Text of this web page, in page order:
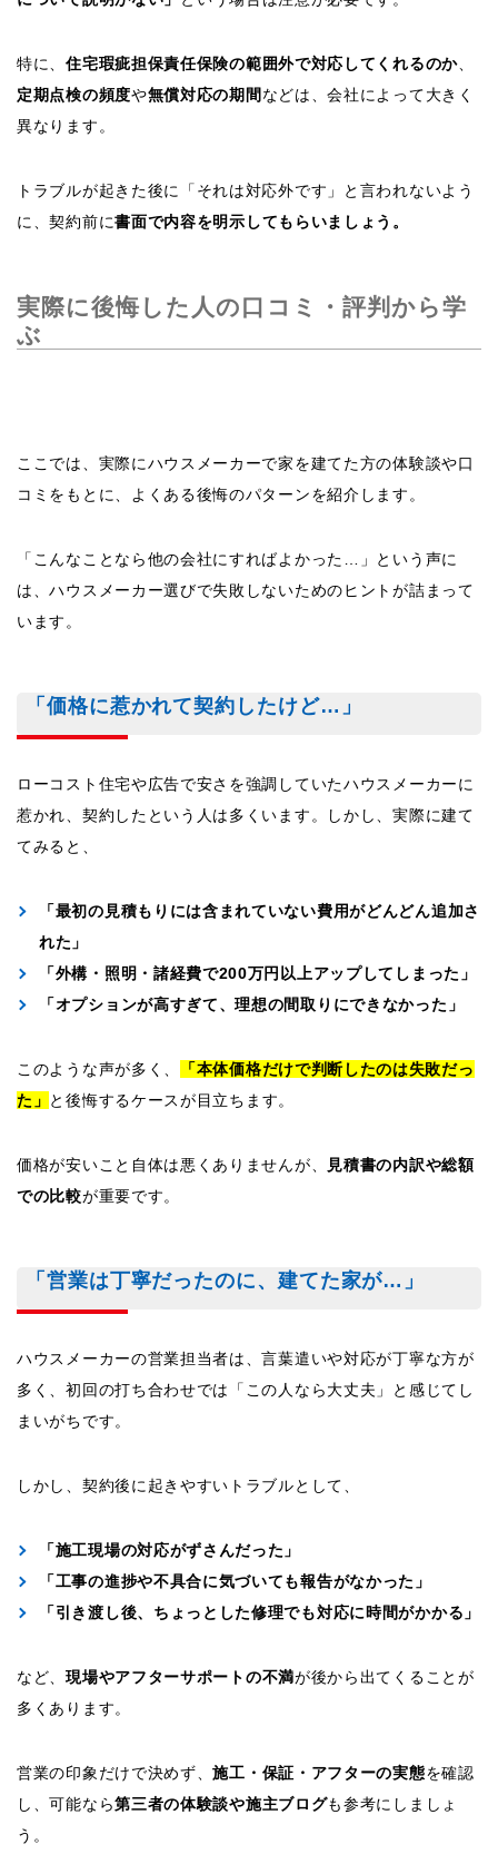
特に、住宅瑕疵担保責任保険の範囲外で対応してくれるのか、
定期点検の頻度や無償対応の期間 などは、会社によって大きく
異なります。
トラブルが起きた後に「それは対応外です」と言われないよう
に、契約前に書面で内容を明示してもらいましょう。
実際に後悔した人の口コミ・評判から学
ぶ
ここでは、実際にハウスメーカーで家を建てた方の体験談や口
コミをもとに、よくある後悔のパターンを紹介します。
「こんなことなら他の会社にすればよかった…」という声に
は、ハウスメーカー選びで失敗しないためのヒントが詰まって
います。
「価格に惹かれて契約したけど…」
ローコスト住宅や広告で安さを強調していたハウスメーカーに
惹かれ、契約したという人は多くいます。しかし、実際に建て
てみると、
「最初の見積もりには含まれていない費用がどんどん追加さ
れた」
「外構・照明・諸経費で200万円以上アップしてしまった」
「オプションが高すぎて、理想の間取りにできなかった」
このような声が多く、
「本体価格だけで判断したのは失敗だっ
た」 と後悔するケースが目立ちます。
価格が安いこと自体は悪くありませんが、
見積書の内訳や総額
での比較が重要です。
「営業は丁寧だったのに、建てた家が…」
ハウスメーカーの営業担当者は、言葉遣いや対応が丁寧な方が
多く、初回の打ち合わせでは「この人なら大丈夫」と感じてし
まいがちです。
しかし、契約後に起きやすいトラブルとして、
「施工現場の対応がずさんだった」
「工事の進捗や不具合に気づいても報告がなかった」
「引き渡し後、ちょっとした修理でも対応に時間がかかる」
など、現場やアフターサポートの不満が後から出てくることが
多くあります。
営業の印象だけで決めず、施工・保証・アフターの実態を確認
し、可能なら第三者の体験談や施主ブログも参考にしましょ
う。